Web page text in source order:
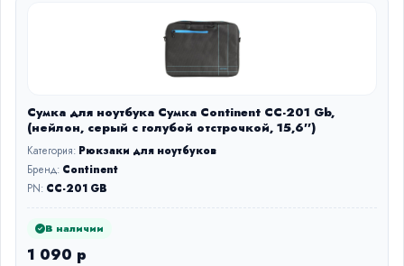
Сумка для ноутбука Сумка Continent CC-201 Gb,
(нейлон, серый с голубой отстрочкой, 15,6'')
Категория: Рюкзаки для ноутбуков
Бренд: Continent
PN: CC-201 GB
В наличии
1 090 р